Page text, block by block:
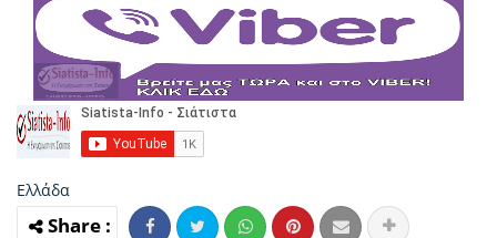
Ελλάδα